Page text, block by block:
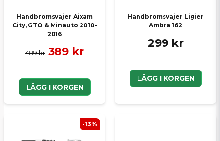
Handbromsvajer Aixam
City, GTO & Minauto 2010-
2016
489 kr 389 kr
LÄGG I KORGEN
Handbromsvajer Ligier
Ambra 162
299 kr
LÄGG I KORGEN
-13%